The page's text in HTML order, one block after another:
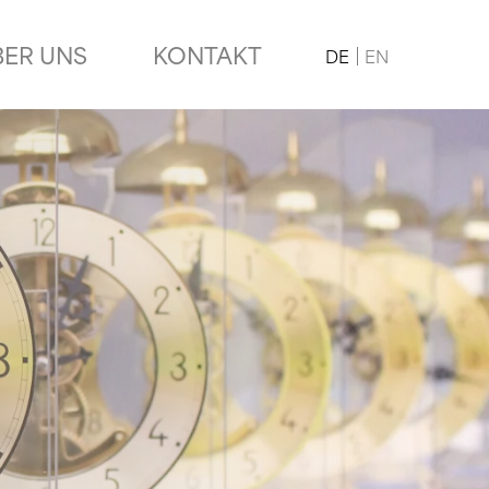
UNS KONTAKT DE EN